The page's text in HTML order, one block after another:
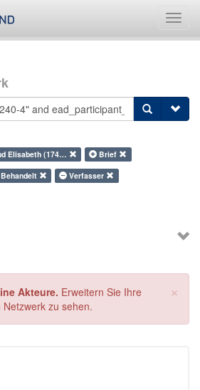
Elisabeth (174…
Brief
Behandelt Verfasser
×
Akteure. Erweitern Sie Ihre
zu sehen.